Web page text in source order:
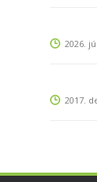
2026.
2017.